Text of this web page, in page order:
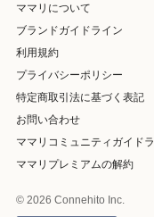
ママリについて
ブランドガイドライン
利用規約
プライバシーポリシー
特定商取引法に基づく表記
お問い合わせ
ママリコミュニティガイド
ママリプレミアムの解約
© 2026 Connehito Inc.